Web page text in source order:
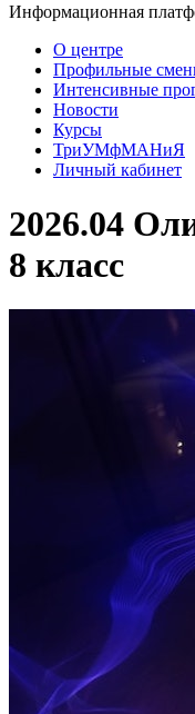
Информационная
О центре
Профильные
Интенсивные
Новости
Курсы
ТриУМфМАНиЯ
Личный кабинет
2026.04
8 класс